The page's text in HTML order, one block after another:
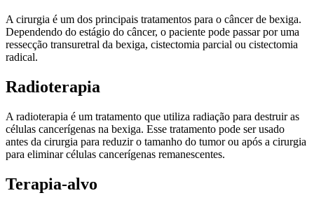
A cirurgia é um dos principais tratamentos para o câncer de bexiga.
Dependendo do estágio do câncer, o paciente pode passar por uma
ressecção transuretral da bexiga, cistectomia parcial ou cistectomia
radical.
Radioterapia
A radioterapia é um tratamento que utiliza radiação para destruir as
células cancerígenas na bexiga. Esse tratamento pode ser usado
antes da cirurgia para reduzir o tamanho do tumor ou após a cirurgia
para eliminar células cancerígenas remanescentes.
Terapia-alvo